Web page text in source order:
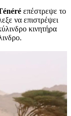
επέστρεψε το
να επιστρέψει
κινητήρα